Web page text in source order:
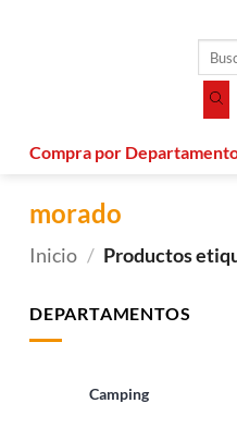
Compra por
morado
Inicio / Productos
DEPARTAMENTOS
Camping